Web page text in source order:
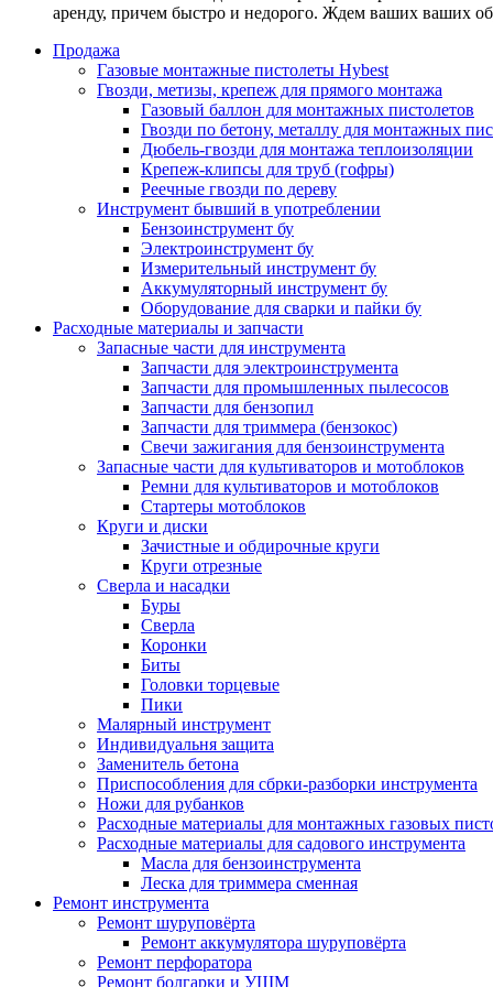
аренду, причем быстро и недорого. Ждем ваших ваших
Продажа
Газовые монтажные пистолеты Hybest
Гвозди, метизы, крепеж для прямого монтажа
Газовый баллон для монтажных пистолетов
Гвозди по бетону, металлу для монтажных
Дюбель-гвозди для монтажа теплоизоляции
Крепеж-клипсы для труб (гофры)
Реечные гвозди по дереву
Инструмент бывший в употреблении
Бензоинструмент бу
Электроинструмент бу
Измерительный инструмент бу
Аккумуляторный инструмент бу
Оборудование для сварки и пайки бу
Расходные материалы и запчасти
Запасные части для инструмента
Запчасти для электроинструмента
Запчасти для промышленных пылесосов
Запчасти для бензопил
Запчасти для триммера (бензокос)
Свечи зажигания для бензоинструмента
Запасные части для культиваторов и мотоблоков
Ремни для культиваторов и мотоблоков
Стартеры мотоблоков
Круги и диски
Зачистные и обдирочные круги
Круги отрезные
Сверла и насадки
Буры
Сверла
Коронки
Биты
Головки торцевые
Пики
Малярный инструмент
Индивидуальня защита
Заменитель бетона
Приспособления для сбрки-разборки инструмента
Ножи для рубанков
Расходные материалы для монтажных газовых
Расходные материалы для садового инструмента
Масла для бензоинструмента
Леска для триммера сменная
Ремонт инструмента
Ремонт шуруповёрта
Ремонт аккумулятора шуруповёрта
Ремонт перфоратора
Ремонт болгарки и УШМ